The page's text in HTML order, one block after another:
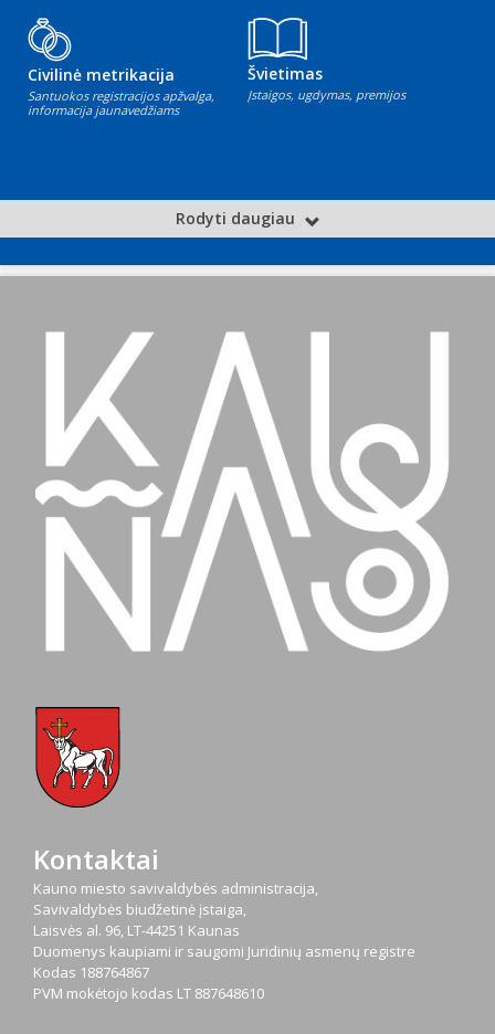
Civilinė metrikacija
Santuokos registracijos apžvalga,
informacija jaunavedžiams
Švietimas
Įstaigos, ugdymas, premijos
Rodyti daugiau
Kontaktai
Kauno miesto savivaldybės administracija,
Savivaldybės biudžetinė įstaiga,
Laisvės al. 96, LT-44251 Kaunas
Duomenys kaupiami ir saugomi Juridinių asmenų registre
Kodas 188764867
PVM mokėtojo kodas LT 887648610